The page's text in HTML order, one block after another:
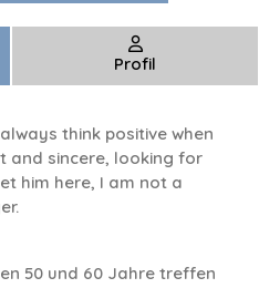
Profil
think positive when
and sincere, looking for
him here, I am not a
50 und 60 Jahre treffen